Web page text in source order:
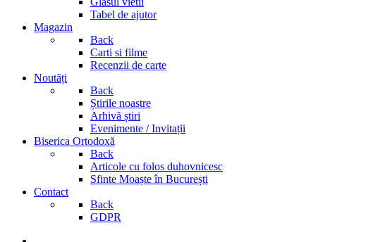
Tabel de ajutor
Magazin
Back
Carti si filme
Recenzii de carte
Noutăți
Back
Știrile noastre
Arhivă știri
Evenimente / Invitații
Biserica Ortodoxă
Back
Articole cu folos duhovnicesc
Sfinte Moaște în București
Contact
Back
GDPR